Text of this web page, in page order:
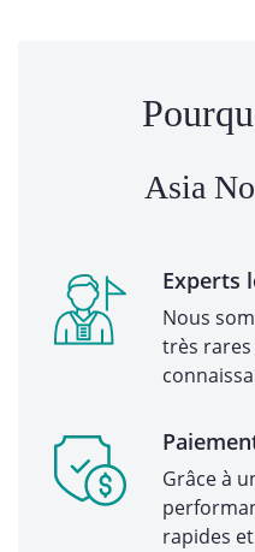
Asia
Experts
Nous
très rares
Grâce à
rapides